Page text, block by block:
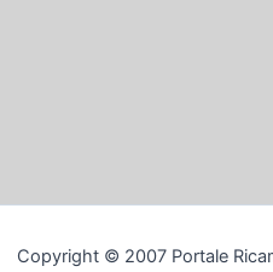
Copyright © 2007 Portale